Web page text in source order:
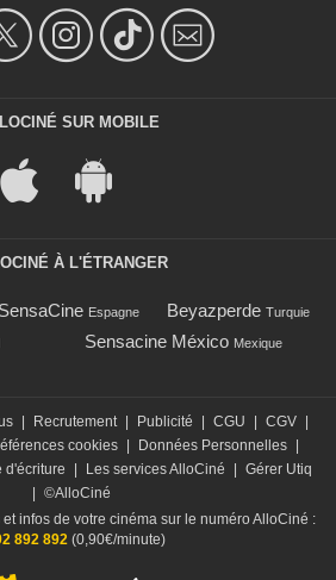
SUR MOBILE
À L'ÉTRANGER
SensaCine Espagne Beyazperde Turquie
Sensacine México Mexique
| Recrutement | Publicité | CGU | CGV |
cookies | Données Personnelles |
d'écriture | Les services AlloCiné | Gérer Utiq
| ©AlloCiné
infos de votre cinéma sur le numéro AlloCiné :
892 892 (0,90€/minute)